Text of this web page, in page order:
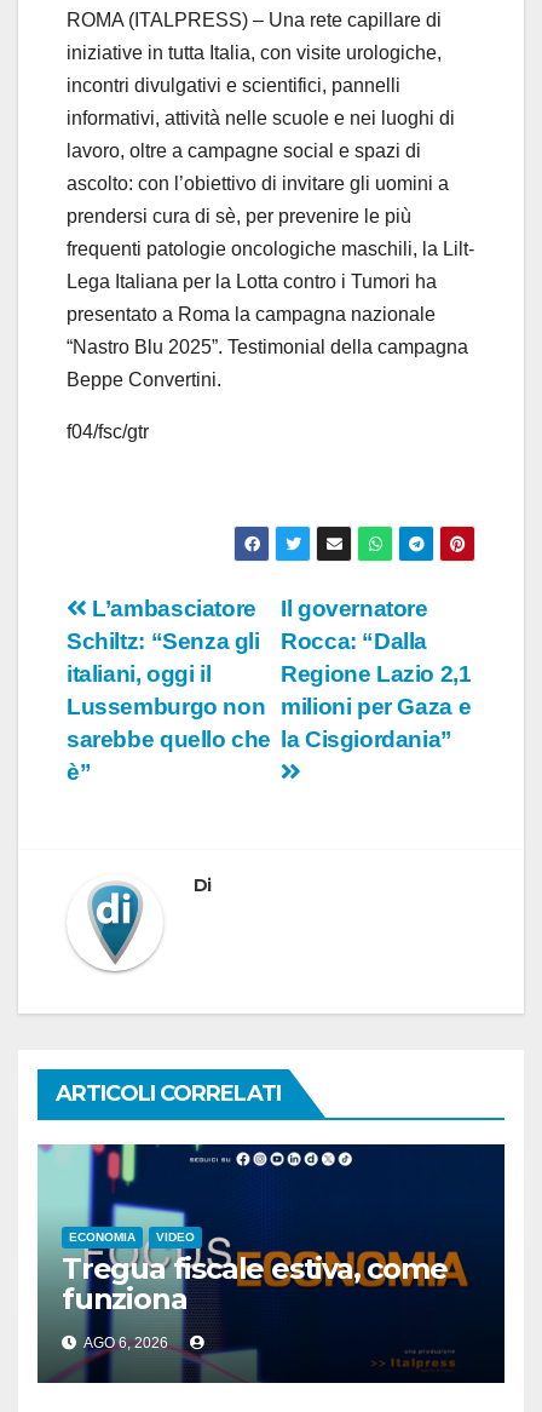
y
V
i
d
e
o
ROMA (ITALPRESS) – Una rete capillare di
iniziative in tutta Italia, con visite urologiche,
incontri divulgativi e scientifici, pannelli
informativi, attività nelle scuole e nei luoghi di
lavoro, oltre a campagne social e spazi di
ascolto: con l’obiettivo di invitare gli uomini a
prendersi cura di sè, per prevenire le più
frequenti patologie oncologiche maschili, la Lilt-
Lega Italiana per la Lotta contro i Tumori ha
presentato a Roma la campagna nazionale
“Nastro Blu 2025”. Testimonial della campagna
Beppe Convertini.
f04/fsc/gtr
Navigazione
articoli
Il governatore
Rocca: “Dalla
Regione Lazio 2,1
milioni per Gaza e
la Cisgiordania”
L’ambasciatore
Schiltz: “Senza gli
italiani, oggi il
Lussemburgo non
sarebbe quello che
è”
Di
ARTICOLI CORRELATI
ECONOMIA VIDEO
Tregua fiscale estiva, come
funziona
AGO 6, 2026